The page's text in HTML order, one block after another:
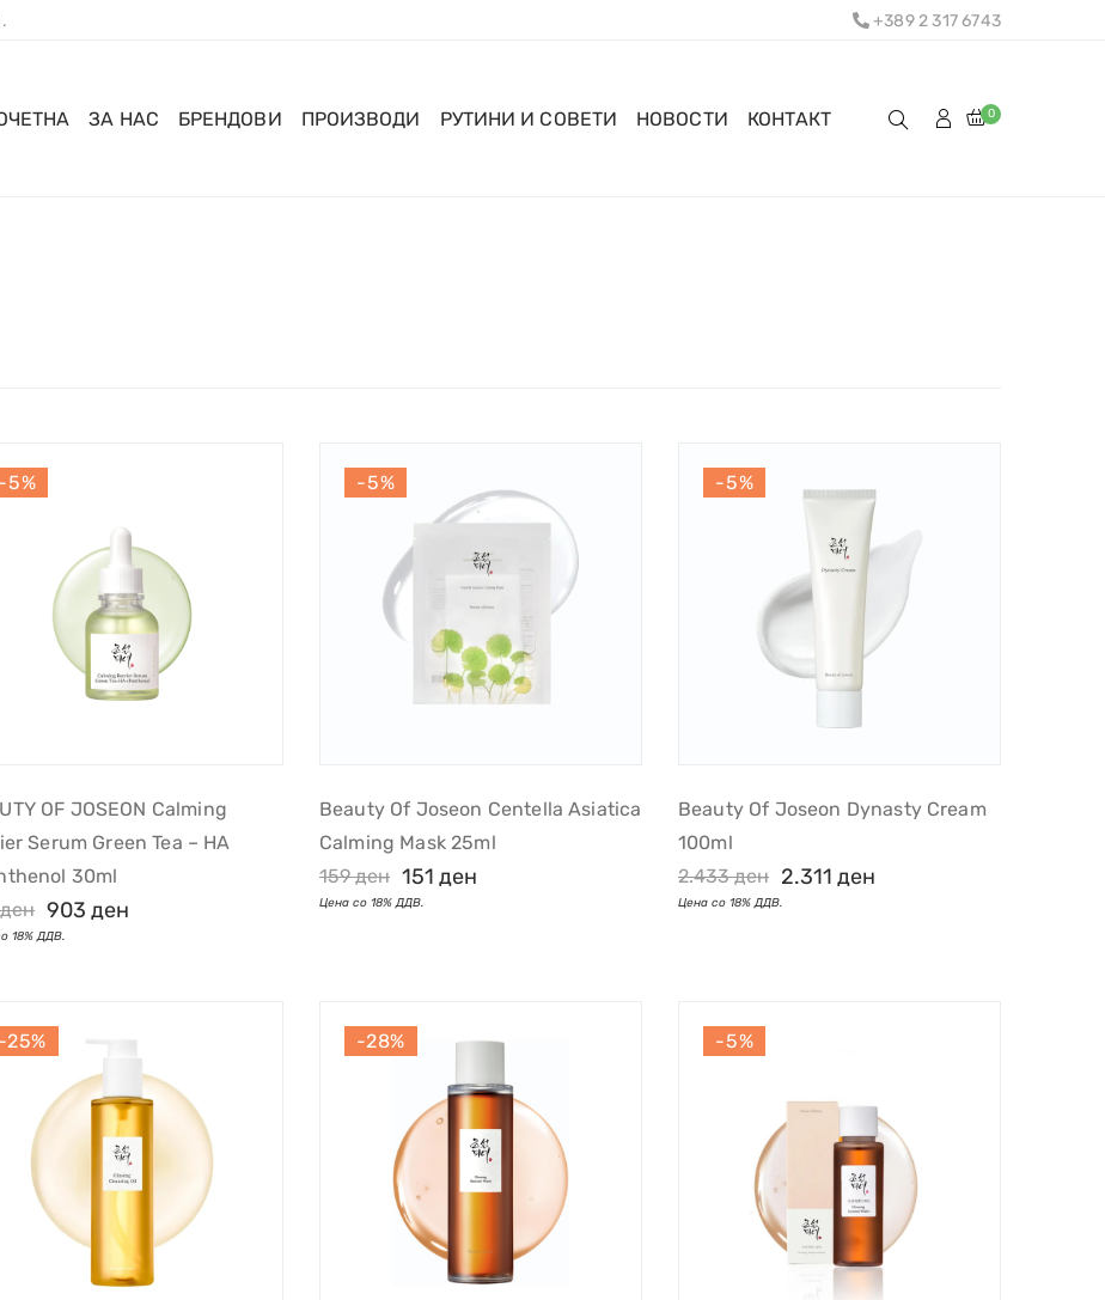
+389 2 317 6743
ЗА НАС БРЕНДОВИ ПРОИЗВОДИ РУТИНИ И СОВЕТИ НОВОСТИ КОНТАКТ 0
-5%
OF JOSEON Calming
Serum Green Tea – HA
30ml
ден 903 ден
-5%
Beauty Of Joseon Centella Asiatica
Calming Mask 25ml
159ден 151 ден
-5%
Beauty Of Joseon Dynasty Cream
100ml
2.433ден 2.311 ден
-25% -28% -5%